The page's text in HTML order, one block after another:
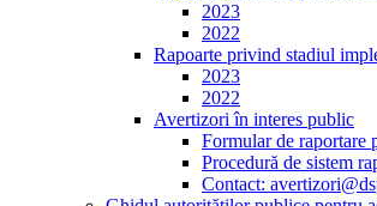
2023
2022
Rapoarte privind stadiul
2023
2022
Avertizori în interes public
Formular de raportare
Procedură de sistem
Contact: